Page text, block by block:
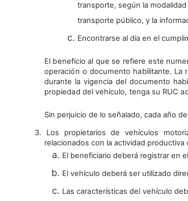
transporte, según la
transporte público, y la
Encontrarse al día en el
El beneficio al que se refiere este
operación o documento habilitante. La
durante la vigencia del documento
propiedad del vehículo, tenga su RUC
Sin perjuicio de lo señalado, cada año
3. Los propietarios de vehículos
relacionados con la actividad
El beneficiario deberá registrar en
El vehículo deberá ser utilizado
Las características del vehículo